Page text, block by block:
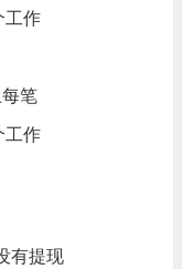
工作
笔
工作
有提现